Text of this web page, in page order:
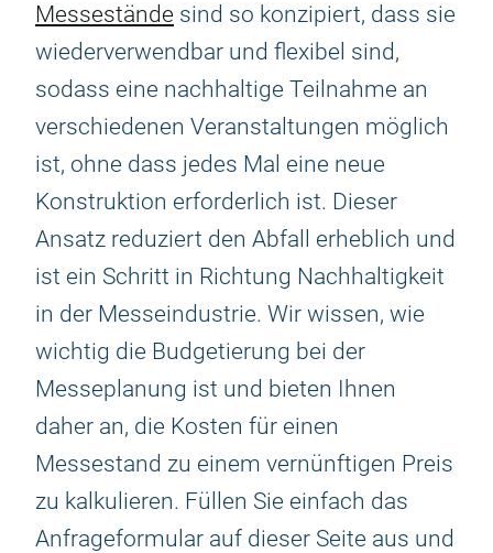
Messestände sind so konzipiert, dass sie
wiederverwendbar und flexibel sind,
sodass eine nachhaltige Teilnahme an
verschiedenen Veranstaltungen möglich
ist, ohne dass jedes Mal eine neue
Konstruktion erforderlich ist. Dieser
Ansatz reduziert den Abfall erheblich und
ist ein Schritt in Richtung Nachhaltigkeit
in der Messeindustrie. Wir wissen, wie
wichtig die Budgetierung bei der
Messeplanung ist und bieten Ihnen
daher an, die Kosten für einen
Messestand zu einem vernünftigen Preis
zu kalkulieren. Füllen Sie einfach das
Anfrageformular auf dieser Seite aus und